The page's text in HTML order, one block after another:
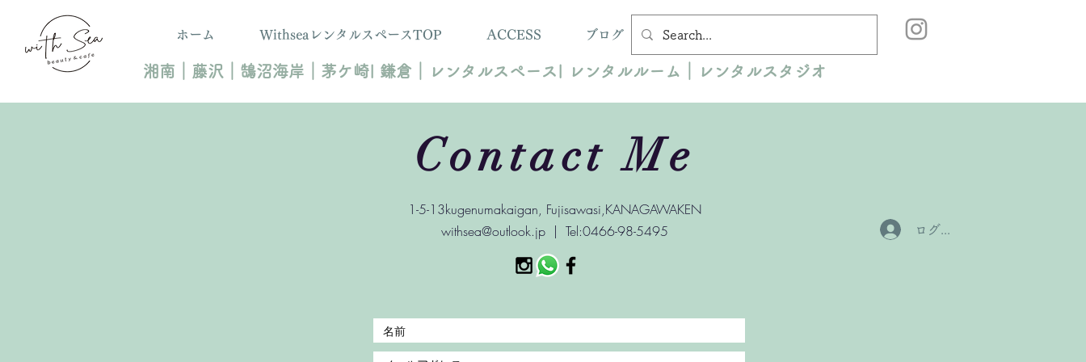
ホーム WithseaレンタルスペースTOP ACCESS ブログ
​湘南｜ 藤沢｜鵠沼海岸｜茅ケ崎| 鎌倉｜レンタルスペース| レンタルルーム｜レンタルスタジオ
ログイン
Contact Me
1-5-13kugenumakaigan, Fujisawasi,KANAGAWAKEN
withsea@outlook.jp | Tel:0466-98-5495